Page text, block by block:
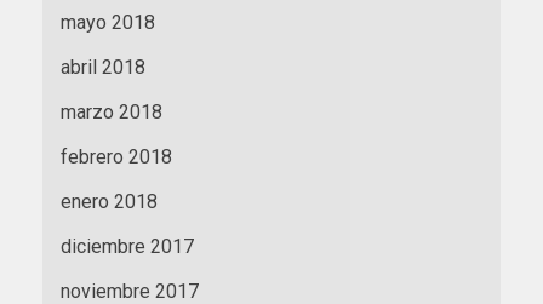
mayo 2018
abril 2018
marzo 2018
febrero 2018
enero 2018
diciembre 2017
noviembre 2017